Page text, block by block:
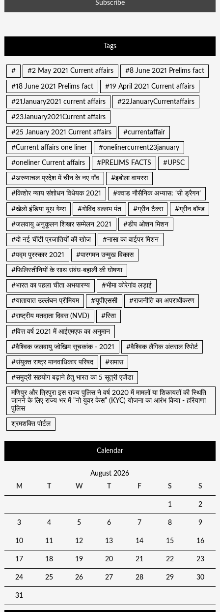
Tags
# #2 May 2021 Current affairs #8 June 2021 Prelims fact
#18 June 2021 Prelims fact #19 April 2021 Current affairs
#21January2021 current affairs #22JanuaryCurrentaffairs
#23January2021Current affairs
#25 January 2021 Current affairs #currentaffair
#Current affairs one liner #onelinercurrent23january
#oneliner Current affairs #PRELIMS FACTS #UPSC
#अरुणाचल प्रदेश में चीन के नए गाँव #इबोला वायरस
#किशोर न्याय संशोधन विधेयक 2021 #क्वाड नौसैनिक अभ्यास: ‘सी ड्रैगन’
#खेलो इंडिया यूथ गेम्स #गोविंद बल्लभ पंत #ग्रीन टैक्स #ग्रीन बॉण्ड
#जलवायु अनुकूलन शिखर सम्मेलन 2021 #डीप ओशन मिशन
#दो नई चींटी प्रजातियों की खोज #नासा का वाईपर मिशन
#पद्म पुरस्कार 2021 #पारगमन उन्मुख विकास
#फिलिस्तीनियों के साथ संबंध-बहाली की घोषणा
#भारत का पहला चीता अभयारण्य #भीमा कोरेगांव लड़ाई
#यातायात उल्लंघन प्रीमियम #यूपीएससी #राजनीति का अपराधीकरण
#राष्ट्रीय मतदाता दिवस (NVD) #रिसा
#वित्त वर्ष 2021 में आईएमएफ का अनुमान
#वैश्विक जलवायु जोखिम सूचकांक - 2021 #वैश्विक लैंगिक अंतराल रिपोर्ट
#संयुक्त राष्ट्र मानवाधिकार परिषद #समास
#समुद्री सहयोग बढ़ाने हेतु भारत का 5 सूत्री एजेंडा
मणिपुर और त्रिपुरा इस राज्य पुलिस ने वर्ष 2020 में मामलों या शिकायतों की स्थिति
जानने के लिए राज्य भर में "नो युवर केस" (KYC) योजना का आरंभ किया - हरियाणा
पुलिस
श्रमशक्ति पोर्टल
Calendar
August 2026
M
W F S S
1 2
3 4 5 6 7 8 9
10 11 12 13 14 15 16
17 18 19 20 21 22 23
24 25 26 27 28 29 30
31